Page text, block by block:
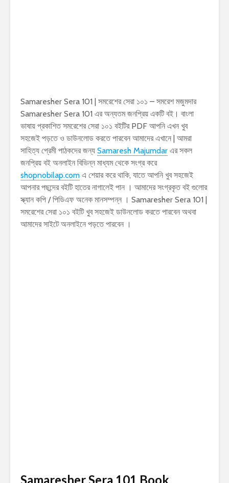
Samaresher Sera 101 | সমরেশের সেরা ১০১ – সমরেশ মজুমদার
Samaresher Sera 101 এর অন্যতম জনপ্রিয় একটি বই। বাংলা
ভাষায় প্রকাশিত সমরেশের সেরা ১০১ বইটির PDF আপনি এখন খুব
সহজেই পড়তে ও ডাউনলোড করতে পারবেন আমাদের এখানে | আমরা
সাহিত্য প্রেমী পাঠকদের জন্য Samaresh Majumdar এর সকল
জনপ্রিয় বই অনলাইন বিভিন্ন মাধ্যম থেকে সংগ্র করে
shopnobilap.com এ শেয়ার করে থাকি, যাতে আপনি খুব সহজেই
আপনার পছন্দের বইটি হাতের নাগালেই পান । আমাদের সংগ্রকৃত বই গুলোর
স্ক্যান কপি / পিডিএফ অনেক মানসম্পন্ন । Samaresher Sera 101 |
সমরেশের সেরা ১০১ বইটি খুব সহজেই ডাউনলোড করতে পারবেন অথবা
আমাদের সাইটে অনলাইনে পড়তে পারবেন ।
Samaresher Sera 101 Book